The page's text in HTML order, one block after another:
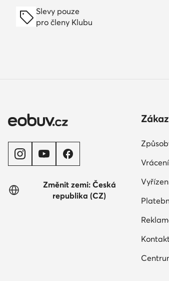
Slevy pouze
pro členy Klubu
Změnit zemi: Česká
republika (CZ)